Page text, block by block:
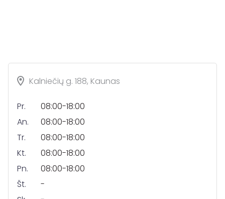
Kalniečių g. 188, Kaunas
Pr.
08:00-18:00
An.
08:00-18:00
Tr.
08:00-18:00
Kt.
08:00-18:00
Pn.
08:00-18:00
Št.
-